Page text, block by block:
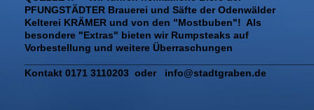
PFUNGSTÄDTER Brauerei und Säfte der Odenwälder
Kelterei KRÄMER und von den "Mostbuben"! Als
besondere "Extras" bieten wir Rumpsteaks auf
Vorbestellung und weitere Überraschungen
Kontakt 0171 3110203 oder info@stadtgraben.de